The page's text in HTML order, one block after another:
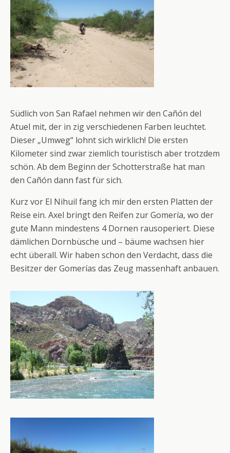
Südlich von San Rafael nehmen wir den Cañón del
Atuel mit, der in zig verschiedenen Farben leuchtet.
Dieser „Umweg“ lohnt sich wirklich! Die ersten
Kilometer sind zwar ziemlich touristisch aber trotzdem
schön. Ab dem Beginn der Schotterstraße hat man
den Cañón dann fast für sich.
Kurz vor El Nihuil fang ich mir den ersten Platten der
Reise ein. Axel bringt den Reifen zur Gomería, wo der
gute Mann mindestens 4 Dornen rausoperiert. Diese
dämlichen Dornbüsche und – bäume wachsen hier
echt überall. Wir haben schon den Verdacht, dass die
Besitzer der Gomerías das Zeug massenhaft anbauen.